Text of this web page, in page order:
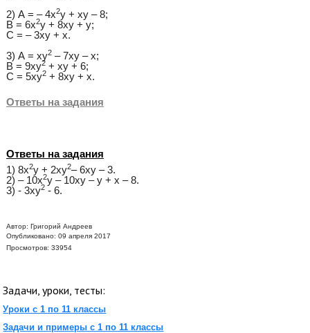
2) А = – 4х2у + ху – 8;
В = 6х2у + 8ху + у;
С = – 3ху + х.
3) А = ху2– 7ху – х;
В = 9ху2+ ху + 6;
С = 5ху2+ 8ху + х.
Ответы на задания
Ответы на задания
1) 8х2у + 2ху2– 6ху – 3.
2) – 10х2у – 10ху – у + х – 8.
3) - 3xy2- 6.
Автор: Григорий Андреев
Опубликовано: 09 апреля 2017
Просмотров: 33954
Задачи, уроки, тесты:
Уроки с 1 по 11 классы
Задачи и примеры с 1 по 11 классы